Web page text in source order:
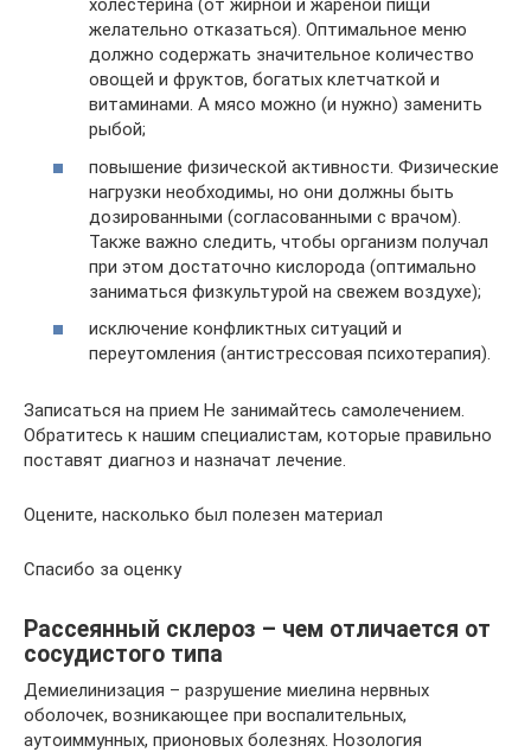
холестерина (от жирной и жареной пищи
желательно отказаться). Оптимальное меню
должно содержать значительное количество
овощей и фруктов, богатых клетчаткой и
витаминами. А мясо можно (и нужно) заменить
рыбой;
повышение физической активности. Физические
нагрузки необходимы, но они должны быть
дозированными (согласованными с врачом).
Также важно следить, чтобы организм получал
при этом достаточно кислорода (оптимально
заниматься физкультурой на свежем воздухе);
исключение конфликтных ситуаций и
переутомления (антистрессовая психотерапия).
Записаться на прием Не занимайтесь самолечением.
Обратитесь к нашим специалистам, которые правильно
поставят диагноз и назначат лечение.
Оцените, насколько был полезен материал
Спасибо за оценку
Рассеянный склероз – чем отличается от
сосудистого типа
Демиелинизация – разрушение миелина нервных
оболочек, возникающее при воспалительных,
аутоиммунных, прионовых болезнях. Нозология